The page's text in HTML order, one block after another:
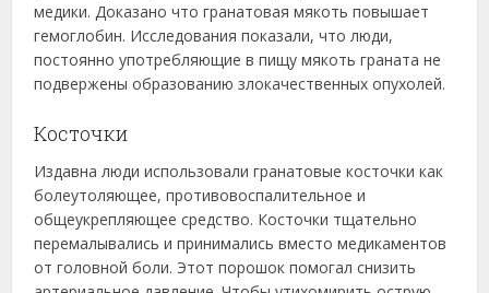
медики. Доказано что гранатовая мякоть повышает
гемоглобин. Исследования показали, что люди,
постоянно употребляющие в пищу мякоть граната не
подвержены образованию злокачественных опухолей.
Косточки
Издавна люди использовали гранатовые косточки как
болеутоляющее, противовоспалительное и
общеукрепляющее средство. Косточки тщательно
перемалывались и принимались вместо медикаментов
от головной боли. Этот порошок помогал снизить